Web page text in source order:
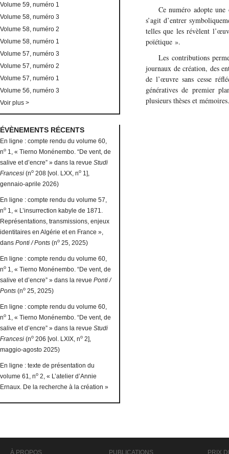
Ce numéro adopte
s’agit d’entrer
telles que les révèlent
poïétique ».
Les contributions
journaux de création, des
de l’œuvre sans cesse
génératives de premier
plusieurs thèses et mémoires.
Volume 59, numéro 1
Volume 58, numéro 3
Volume 58, numéro 2
Volume 58, numéro 1
Volume 57, numéro 3
Volume 57, numéro 2
Volume 57, numéro 1
Volume 56, numéro 3
Voir plus >
ÉVÈNEMENTS RÉCENTS
En ligne : compte rendu du volume 60,
no 1, « Tierno Monénembo. “De vent, de
salive et d’encre” » dans la revue Studi
Francesi (no 208 [vol. LXX, no 1],
gennaio-aprile 2026)
En ligne : compte rendu du volume 57,
no 1, « L’insurrection kabyle de 1871.
Représentations, transmissions, enjeux
identitaires en Algérie et en France »,
dans Ponti / Ponts (no 25, 2025)
En ligne : compte rendu du volume 60,
no 1, « Tierno Monénembo. “De vent, de
salive et d’encre” » dans la revue Ponti /
Ponts (no 25, 2025)
En ligne : compte rendu du volume 60,
no 1, « Tierno Monénembo. “De vent, de
salive et d’encre” » dans la revue Studi
Francesi (no 206 [vol. LXIX, no 2],
maggio-agosto 2025)
En ligne : texte de présentation du
volume 61, no 2, « L’atelier d’Annie
Ernaux. De la recherche à la création »
À PROPOS PUBLICATIONS PRIX